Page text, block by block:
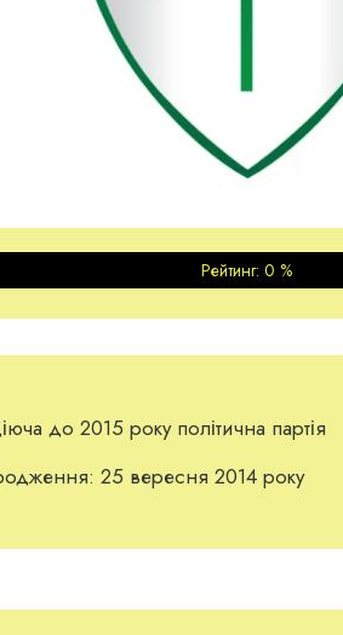
Рейтинг: 0 %
до 2015 року політична партія
25 вересня 2014 року